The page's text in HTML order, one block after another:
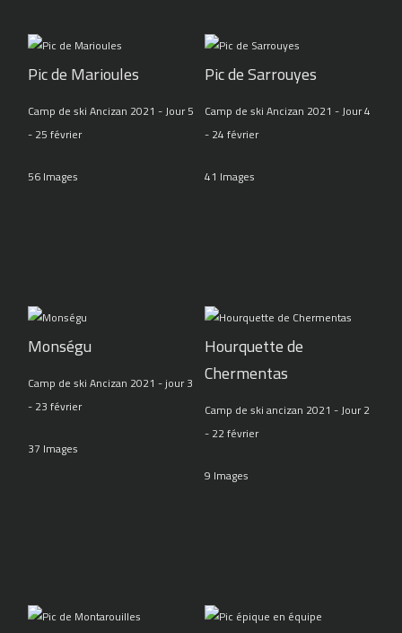
Pic de Marioules
Camp de ski Ancizan 2021 - Jour 5
- 25 février
56 Images
Pic de Sarrouyes
Camp de ski Ancizan 2021 - Jour 4
- 24 février
41 Images
Monségu
Camp de ski Ancizan 2021 - jour 3
- 23 février
37 Images
Hourquette de
Chermentas
Camp de ski ancizan 2021 - Jour 2
- 22 février
9 Images